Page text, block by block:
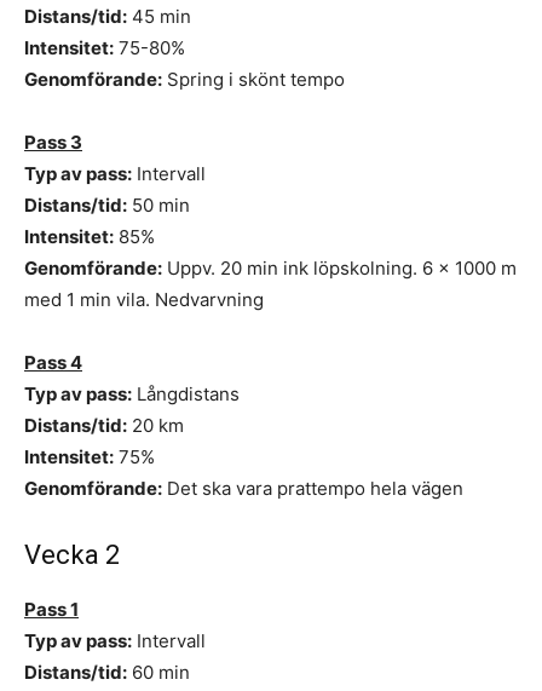
Distans/tid: 45 min
Intensitet: 75-80%
Genomförande: Spring i skönt tempo
Pass 3
Typ av pass: Intervall
Distans/tid: 50 min
Intensitet: 85%
Genomförande: Uppv. 20 min ink löpskolning. 6 x 1000 m
med 1 min vila. Nedvarvning
Pass 4
Typ av pass: Långdistans
Distans/tid: 20 km
Intensitet: 75%
Genomförande: Det ska vara prattempo hela vägen
Vecka 2
Pass 1
Typ av pass: Intervall
Distans/tid: 60 min